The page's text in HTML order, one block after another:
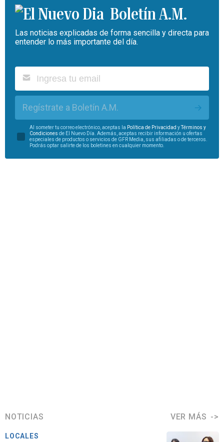
Boletín A.M.
Las noticias explicadas de forma sencilla y directa para
entender lo más importante del día.
Regístrate a Boletín A.M.
Al someter tu correo electrónico, aceptas la Política de Privacidad yTérminos y
Condiciones de El Nuevo Día. Además, aceptas recibir información u ofertas
especiales de productos o servicios de GFR Media, sus afiliadas o de terceros.
Podrás optar salirte de los boletines en cualquier momento.
NOTICIAS VER MÁS
LOCALES